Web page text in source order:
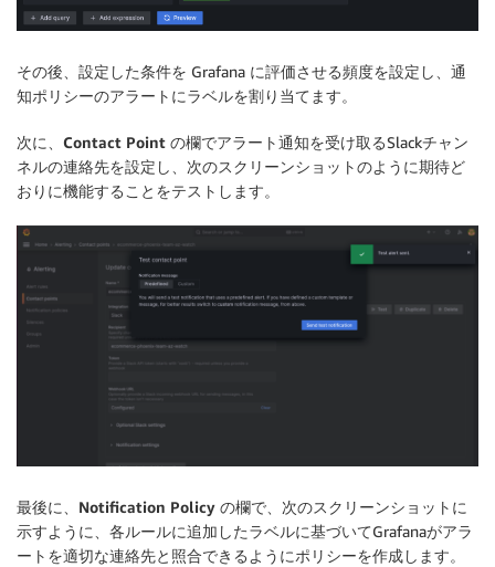
その後、設定した条件を Grafana に評価させる頻度を設定し、通
知ポリシーのアラートにラベルを割り当てます。
次に、 Contact Point の欄でアラート通知を受け取るSlackチャン
ネルの連絡先を設定し、次のスクリーンショットのように期待ど
おりに機能することをテストします。
最後に、 Notification Policy の欄で、次のスクリーンショットに
示すように、各ルールに追加したラベルに基づいてGrafanaがアラ
ートを適切な連絡先と照合できるようにポリシーを作成します。